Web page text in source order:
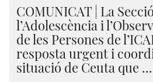
COMUNICAT | La
l’Adolescència i
de les Persones de
resposta urgent i
situació de Ceuta que ...